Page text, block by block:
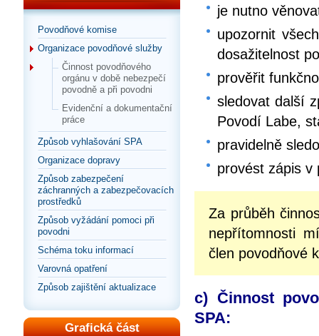
Povodňové komise
Organizace povodňové služby
Činnost povodňového
orgánu v době nebezpečí
povodně a při povodni
Evidenční a dokumentační
práce
Způsob vyhlašování SPA
Organizace dopravy
Způsob zabezpečení
záchranných a zabezpečovacích
prostředků
Způsob vyžádání pomoci při
povodni
Schéma toku informací
Varovná opatření
Způsob zajištění aktualizace
Grafická část
je nutno
upozornit
dosažitelnost
prověřit
sledovat další
Povodí Labe,
pravidelně
provést zápis v
Za průběh
nepřítomnosti
člen povodňové
c) Činnost
SPA: